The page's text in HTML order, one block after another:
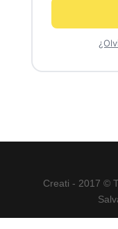
Creati - 2017 ©